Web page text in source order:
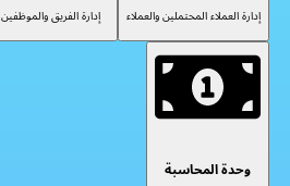
إدارة العملاء المحتملين والعملاء إدارة الفريق والموظفين
وحدة المحاسبة